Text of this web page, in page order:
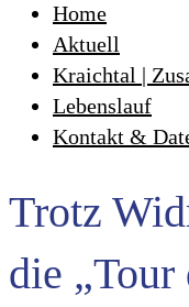
Home
Aktuell
Kraichtal |
Lebenslauf
Kontakt &
Trotz
die